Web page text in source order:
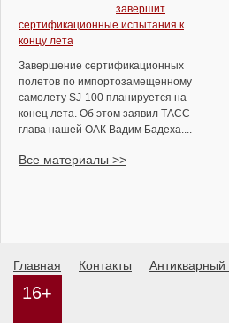
завершит
сертификационные испытания к
концу лета
Завершение сертификационных
полетов по импортозамещенному
самолету SJ-100 планируется на
конец лета. Об этом заявил ТАСС
глава нашей ОАК Вадим Бадеха....
Все материалы >>
Главная Контакты
16+